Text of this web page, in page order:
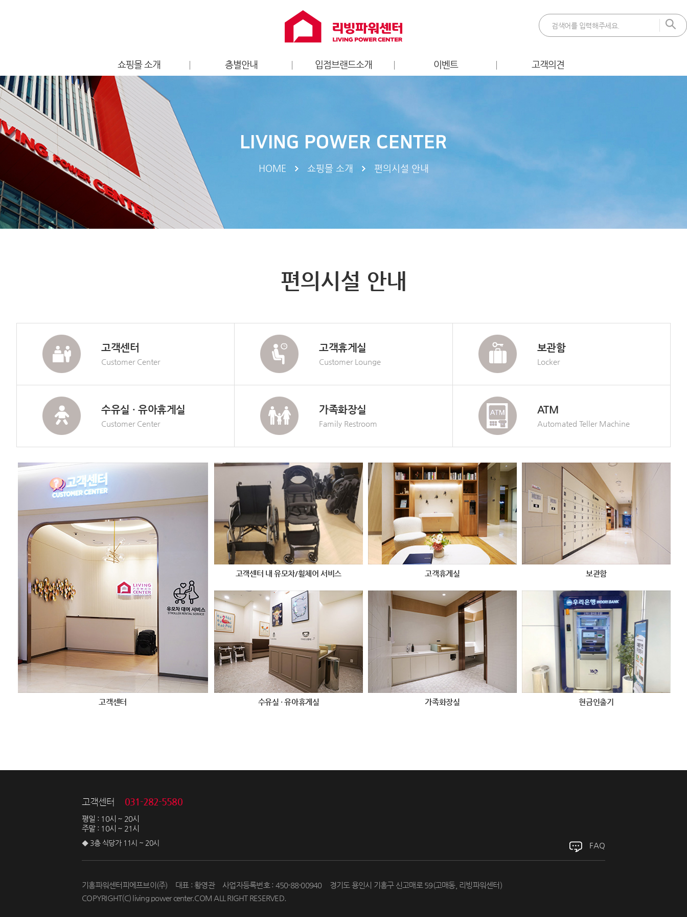
쇼핑몰 소개
점포소개
편의시설 안내
찾아오시는 길
층별안내 입점브랜드소개
엔터테인먼트
스포츠
이벤트 고객의견
LIVING POWER CENTER
HOME 쇼핑몰 소개 편의시설 안내
편의시설 안내
고객센터
Customer Center
고객휴게실
Customer Lounge
보관함
Locker
수유실 · 유아휴게실
Customer Center
가족화장실
Family Restroom
ATM
Automated Teller Machine
고객센터
고객센터 내 유모차/휠체어 서비스 고객휴게실 보관함
수유실 · 유아휴게실 가족화장실 현금인출기
고객센터 031-282-5580
평일 : 10시 ~ 20시
주말 : 10시 ~ 21시
◆ 3층 식당가 11시 ~ 20시 FAQ
기흥파워센터피에프브이(주) 대표 : 황영관 사업자등록번호 : 450-88-00940
경기도 용인시 기흥구 신고매로 59(고매동, 리빙파워센터)
COPYRIGHT(C) living power center.COM ALL RIGHT RESERVED.